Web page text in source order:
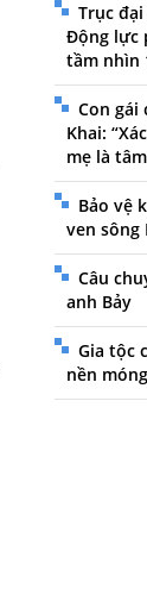
Trục
Động lực
tầm nhìn
Con gái
Khai:
mẹ là
Bảo vệ
ven sông
Câu
anh Bảy
Gia tộc
nền